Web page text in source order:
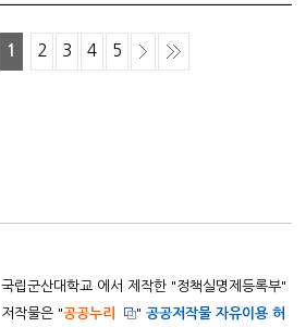
1 2 3 4 5
국립군산대학교 에서 제작한 "정책실명제등록부"
저작물은 "공공누리 "공공저작물 자유이용 허